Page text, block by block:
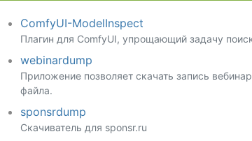
ComfyUI-ModelInspect
Плагин для ComfyUI, упрощающий задачу
webinardump
Приложение позволяет скачать запись
файла.
sponsrdump
Скачиватель для sponsr.ru